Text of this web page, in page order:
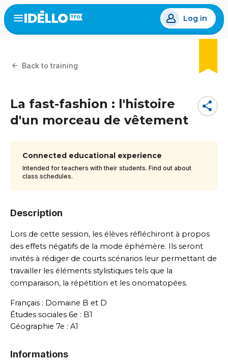
Skip
to
main
Open
menu
Log in
Back to training
La fast-fashion : l'histoire
d'un morceau de vêtement
share
Connected educational experience
Intended for teachers with their students. Find out about
class schedules.
Description
Lors de cette session, les élèves réfléchiront à propos
des effets négatifs de la mode éphémère. Ils seront
invités à rédiger de courts scénarios leur permettant de
travailler les éléments stylistiques tels que la
comparaison, la répétition et les onomatopées.
Français : Domaine B et D
Études sociales 6e : B1
Géographie 7e : A1
Informations